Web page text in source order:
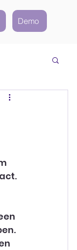
Demo